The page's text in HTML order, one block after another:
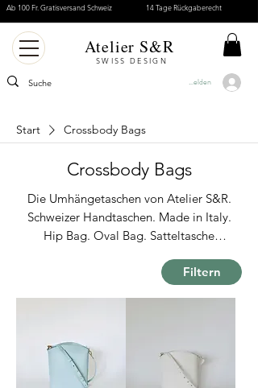
Ab 100 Fr. Gratisversand Schweiz 14 Tage Rückgaberecht
Anmelden
Atelier S&R
SWISS DESIGN
Start Crossbody Bags
Crossbody Bags
Die Umhängetaschen von Atelier S&R.
Schweizer Handtaschen. Made in Italy.
Hip Bag. Oval Bag. Satteltasche
Filtern